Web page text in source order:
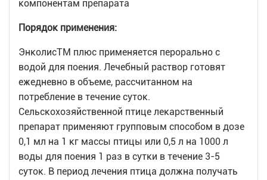
компонентам препарата
Порядок применения:
ЭнколисТМ плюс применяется перорально с
водой для поения. Лечебный раствор готовят
ежедневно в объеме, рассчитанном на
потребление в течение суток.
Сельскохозяйственной птице лекарственный
препарат применяют групповым способом в дозе
0,1 мл на 1 кг массы птицы или 0,5 л на 1000 л
воды для поения 1 раз в сутки в течение 3-5
суток. В период лечения птица должна получать